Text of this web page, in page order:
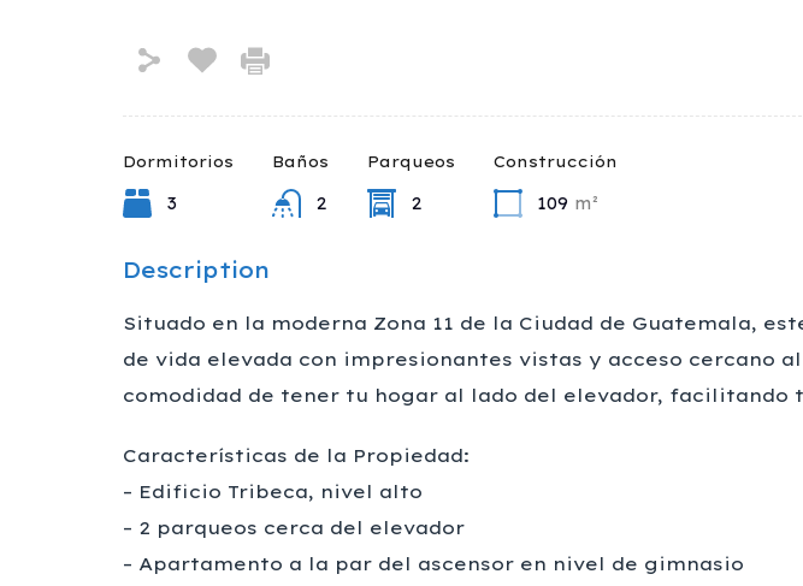
Dormitorios
3
Baños
2
Parqueos
2
Construcción
109 m²
Description
Situado en la moderna Zona 11 de la Ciudad de Guatemala,
de vida elevada con impresionantes vistas y acceso cercano
comodidad de tener tu hogar al lado del elevador, facilitando
Características de la Propiedad:
– Edificio Tribeca, nivel alto
– 2 parqueos cerca del elevador
– Apartamento a la par del ascensor en nivel de gimnasio